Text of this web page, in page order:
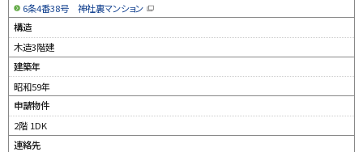
6条4番38号 神社裏マンション
（
規
ン
ウ
開
ま
）
構造
木造3階建
建築年
昭和59年
申請物件
2階 1DK
連絡先